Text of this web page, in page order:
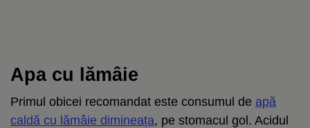
Apa cu lămâie
Primul obicei recomandat este consumul de apă
caldă cu lămâie dimineața, pe stomacul gol. Acidul